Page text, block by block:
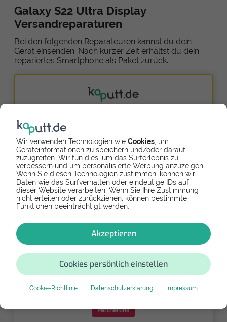
Wir verwenden Technologien wie Cookies , um
Geräteinformationen zu speichern und/oder darauf
zuzugreifen. Wir tun dies, um das Surferlebnis zu
verbessern und um personalisierte Werbung anzuzeigen.
Wenn Sie diesen Technologien zustimmen, können wir
Daten wie das Surfverhalten oder eindeutige IDs auf
dieser Website verarbeiten. Wenn Sie Ihre Zustimmung
nicht erteilen oder zurückziehen, können bestimmte
Funktionen beeinträchtigt werden.
Akzeptieren
Cookies persönlich einstellen
Cookie-Richtlinie Datenschutzerklärung Impressum
Galaxy S22 Ultra Display
Versandreparaturen
Bei den folgenden Reparateuren kannst du dein
Gerät einsenden. Nach kurzer Zeit erhältst du dein
repariertes Smartphone als Paket zurück.
kaputt.de GmbH
Einfach reparieren - dein Reparaturspezialist
5,0
8
379,90 €
Galaxy S22 Ultra Alternativen
Partnerlink